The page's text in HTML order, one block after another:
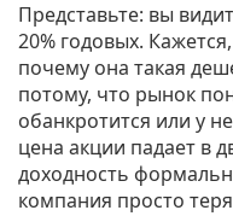
Представьте: вы
20% годовых.
почему она такая
потому, что рынок
обанкротится или у
цена акции падает в
доходность
компания просто